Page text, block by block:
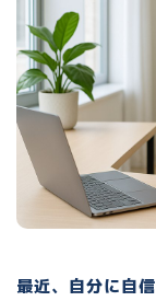
最近、自分に自